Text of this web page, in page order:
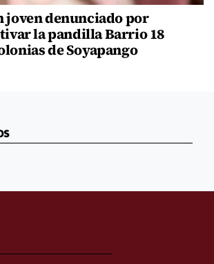
joven denunciado por
la pandilla Barrio 18
de Soyapango